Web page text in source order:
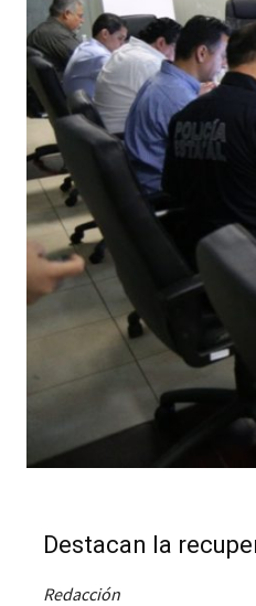
Destacan la
Redacción